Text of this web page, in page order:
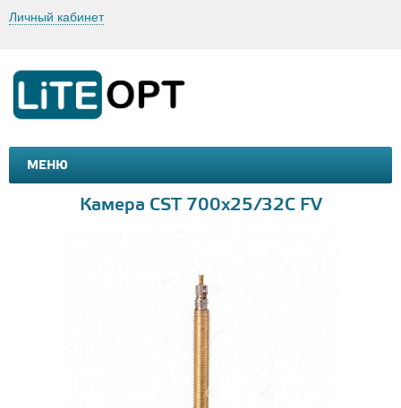
Личный кабинет
МЕНЮ
МАШИНКИ И МОТОЦИКЛЫ
Камера CST 700x25/32С FV